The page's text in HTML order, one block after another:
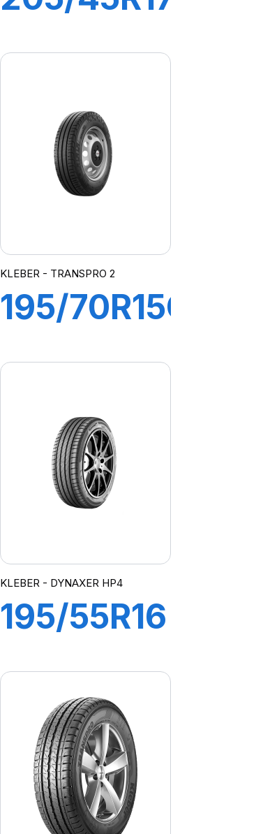
HP5
KLEBER - TRANSPRO 2
195/70R15C
KLEBER - DYNAXER HP4
195/55R16
DYNAXER
HP4